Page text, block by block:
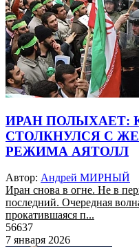
ИРАН ПОЛЫХАЕТ:
СТОЛКНУЛСЯ С
РЕЖИМА АЯТОЛЛ
Автор: Андрей МИРНЫЙ
Иран снова в огне. Не в
последний. Очередная
прокатившаяся п...
56637
7 января 2026